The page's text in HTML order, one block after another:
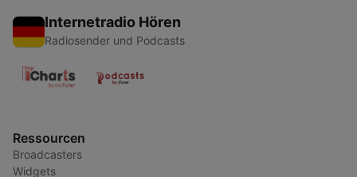
Internetradio Hören
Radiosender und Podcasts
Ressourcen
Broadcasters
Widgets